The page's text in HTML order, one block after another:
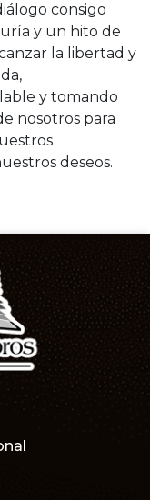
consigo
y un hito de
la libertad y
y tomando
nosotros para
deseos.